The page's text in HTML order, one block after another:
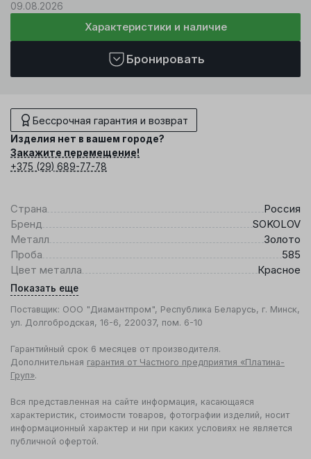
09.08.2026
Характеристики и наличие
Бронировать
Бессрочная гарантия и возврат
Изделия нет в вашем городе?
Закажите перемещение!
+375 (29) 689-77-78
Страна
Россия
Бренд
SOKOLOV
Металл
Золото
Проба
585
Цвет металла
Красное
Показать еще
Поставщик: ООО "Диамантпром", Республика Беларусь, г. Минск,
ул. Долгобродская, 16-6, 220037, пом. 6-10
Гарантийный срок 6 месяцев от производителя.
Дополнительная гарантия от Частного предприятия «Платина-
Груп».
Вся представленная на сайте информация, касающаяся
характеристик, стоимости товаров, фотографии изделий, носит
информационный характер и ни при каких условиях не является
публичной офертой.